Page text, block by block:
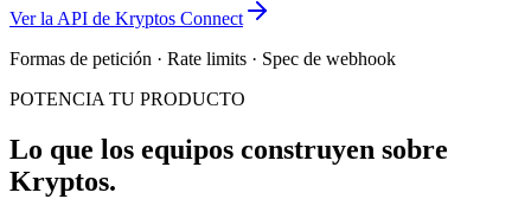
Ver la API de Kryptos Connect
Formas de petición · Rate limits · Spec de webhook
POTENCIA TU PRODUCTO
Lo que los equipos construyen sobre
Kryptos.